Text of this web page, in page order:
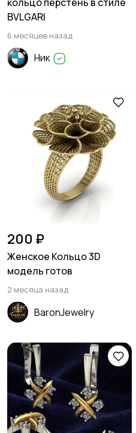
BVLGARI
6 месяцев назад
Ник
200 ₽
Женское Кольцо 3D
модель готов
2 месяца назад
BaronJewelry